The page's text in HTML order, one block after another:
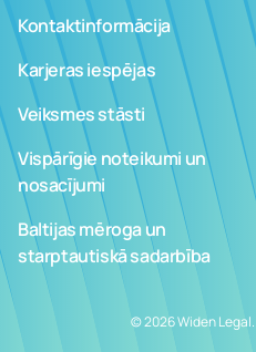
Kontaktinformācija
Karjeras iespējas
Veiksmes stāsti
Vispārīgie noteikumi un
nosacījumi
Baltijas mēroga un
starptautiskā sadarbība
© 2026 Widen